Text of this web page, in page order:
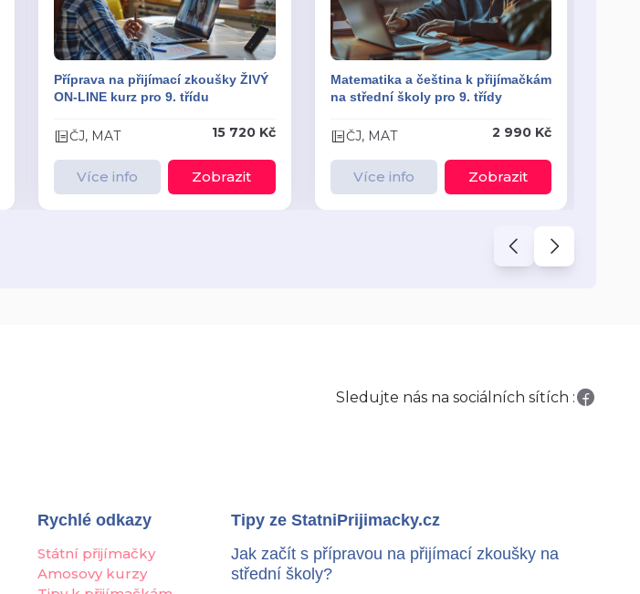
Příprava na přijímací zkoušky ŽIVÝ
ON-LINE kurz pro 9. třídu
ČJ, MAT 15 720 Kč
Více info Zobrazit
Matematika a čeština k přijímačkám
na střední školy pro 9. třídy
ČJ, MAT 2 990 Kč
Více info Zobrazit
Sledujte nás na sociálních sítích :
Rychlé odkazy
Státní přijímačky
Amosovy kurzy
Tipy ze StatniPrijimacky.cz
Jak začít s přípravou na přijímací zkoušky na
střední školy?